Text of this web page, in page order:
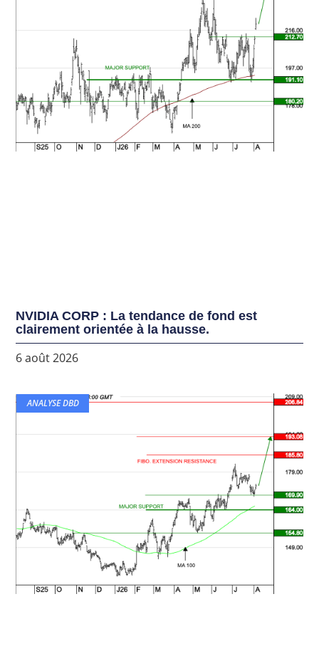
NVIDIA CORP : La tendance de fond est
clairement orientée à la hausse.
6 août 2026
ANALYSE DBD